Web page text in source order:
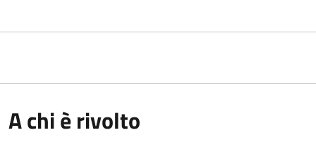
A chi è rivolto